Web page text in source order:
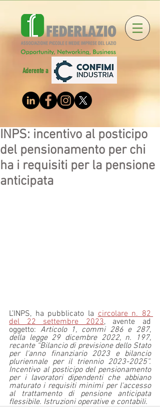
Aderente a
INPS: incentivo al posticipo
del pensionamento per chi
ha i requisiti per la pensione
anticipata
L’INPS, ha pubblicato la circolare n. 82
del 22 settembre 2023, avente ad
oggetto: Articolo 1, commi 286 e 287,
della legge 29 dicembre 2022, n. 197,
recante “Bilancio di previsione dello Stato
per l'anno finanziario 2023 e bilancio
pluriennale per il triennio 2023-2025”.
Incentivo al posticipo del pensionamento
per i lavoratori dipendenti che abbiano
maturato i requisiti minimi per l'accesso
al trattamento di pensione anticipata
flessibile. Istruzioni operative e contabili.